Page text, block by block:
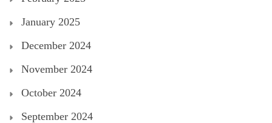
January 2025
December 2024
November 2024
October 2024
September 2024